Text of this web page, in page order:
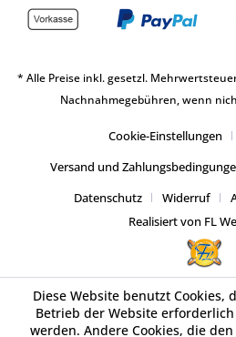
* Alle Preise inkl. gesetzl.
Nachnahmegebühren, wenn
Cookie-Einstellungen
Versand und
Datenschutz
Widerruf
Realisiert von FL
Diese Website benutzt Cookies,
Betrieb der Website
werden. Andere Cookies, die